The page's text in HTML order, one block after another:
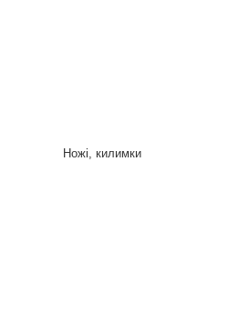
Ножі, килимки